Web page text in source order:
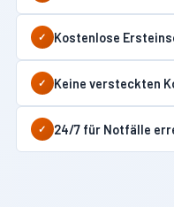
✓ Kostenlose
✓ Keine versteckten
✓ 24/7 für Notfälle